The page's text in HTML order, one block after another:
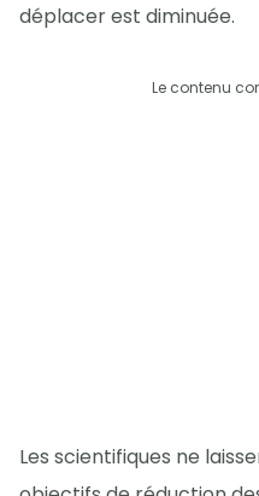
déplacer est diminuée.
Le contenu
Les scientifiques ne